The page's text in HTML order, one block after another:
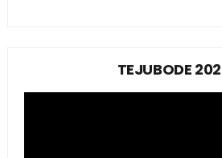
TEJUBODE